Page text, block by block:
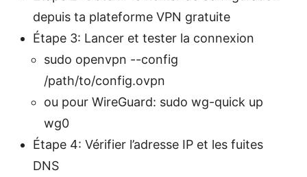
depuis ta plateforme VPN gratuite
Étape 3: Lancer et tester la connexion
sudo openvpn --config
/path/to/config.ovpn
ou pour WireGuard: sudo wg-quick up
wg0
Étape 4: Vérifier l’adresse IP et les fuites
DNS